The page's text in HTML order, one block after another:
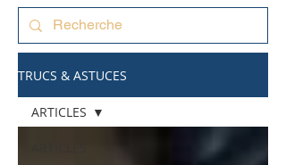
TRUCS & ASTUCES
ARTICLES